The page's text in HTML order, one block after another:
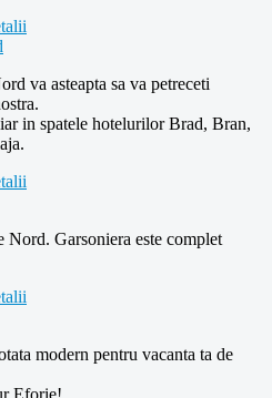
va asteapta sa va petreceti
in spatele hotelurilor Brad, Bran,
Nord. Garsoniera este complet
modern pentru vacanta ta de